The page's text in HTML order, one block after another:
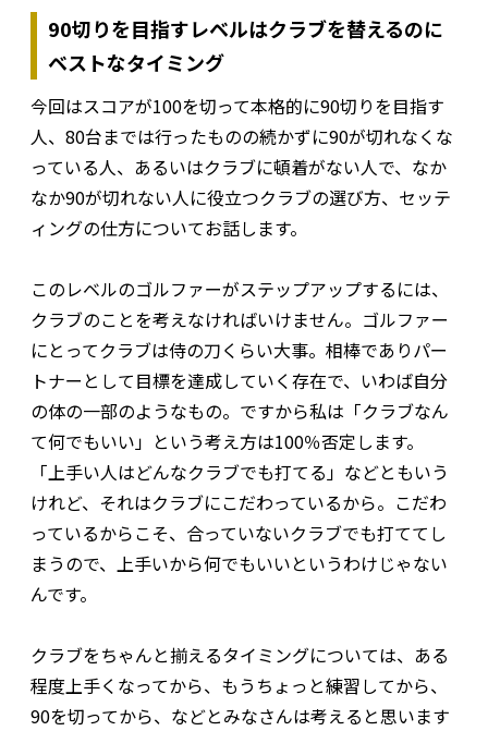
90切りを目指すレベルはクラブを替えるのに
ベストなタイミング
今回はスコアが100を切って本格的に90切りを目指す
人、80台までは行ったものの続かずに90が切れなくな
っている人、あるいはクラブに頓着がない人で、なか
なか90が切れない人に役立つクラブの選び方、セッテ
ィングの仕方についてお話します。
このレベルのゴルファーがステップアップするには、
クラブのことを考えなければいけません。ゴルファー
にとってクラブは侍の刀くらい大事。相棒でありパー
トナーとして目標を達成していく存在で、いわば自分
の体の一部のようなもの。ですから私は「クラブなん
て何でもいい」という考え方は100％否定します。
「上手い人はどんなクラブでも打てる」などともいう
けれど、それはクラブにこだわっているから。こだわ
っているからこそ、合っていないクラブでも打ててし
まうので、上手いから何でもいいというわけじゃない
んです。
クラブをちゃんと揃えるタイミングについては、ある
程度上手くなってから、もうちょっと練習してから、
90を切ってから、などとみなさんは考えると思います